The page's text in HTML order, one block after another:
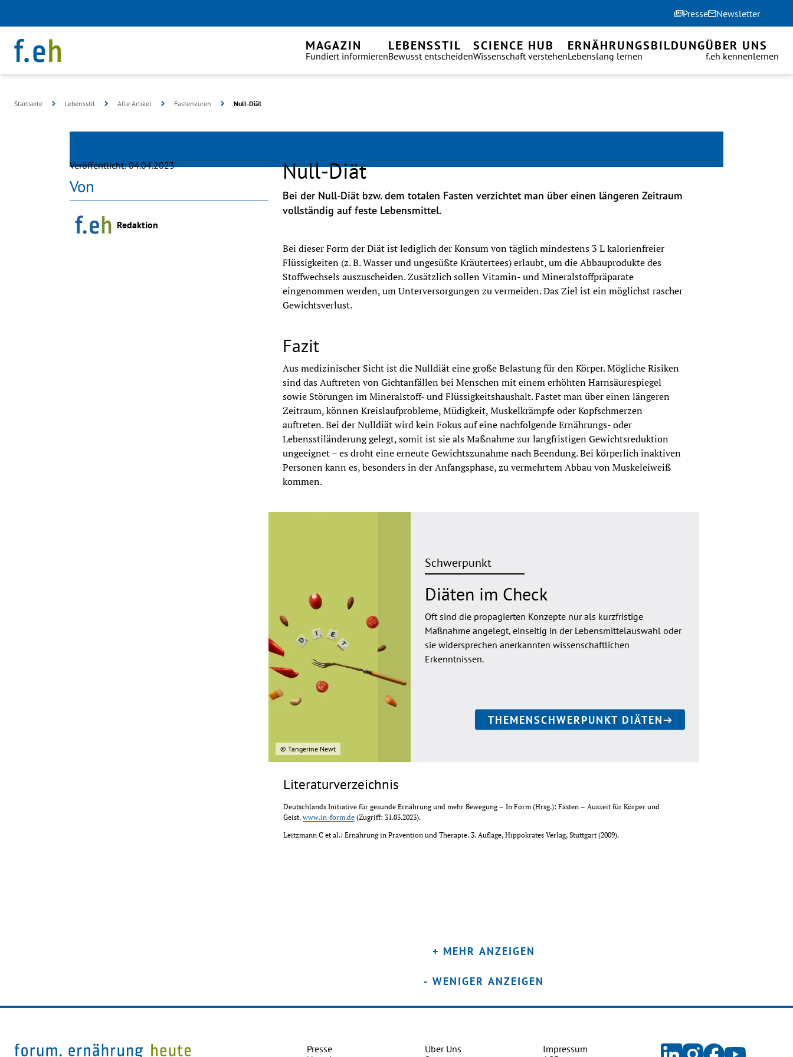
Presse Newsletter
MAGAZIN
Fundiert informieren
LEBENSSTIL
Bewusst entscheiden
SCIENCE HUB
Wissenschaft verstehen
ERNÄHRUNGSBILDUNG
Lebenslang lernen
ÜBER UNS
f.eh kennenlernen
Startseite Lebensstil Alle Artikel Fastenkuren Null-Diät
©
Veröffentlicht: 04.04.2023
Von
Redaktion
Null-Diät
Bei der Null-Diät bzw. dem totalen Fasten verzichtet man über einen längeren Zeitraum
vollständig auf feste Lebensmittel.
Bei dieser Form der Diät ist lediglich der Konsum von täglich mindestens 3 L kalorienfreier
Flüssigkeiten (z. B. Wasser und ungesüßte Kräutertees) erlaubt, um die Abbauprodukte des
Stoffwechsels auszuscheiden. Zusätzlich sollen Vitamin- und Mineralstoffpräparate
eingenommen werden, um Unterversorgungen zu vermeiden. Das Ziel ist ein möglichst rascher
Gewichtsverlust.
Fazit
Aus medizinischer Sicht ist die Nulldiät eine große Belastung für den Körper. Mögliche Risiken
sind das Auftreten von Gichtanfällen bei Menschen mit einem erhöhten Harnsäurespiegel
sowie Störungen im Mineralstoff- und Flüssigkeitshaushalt. Fastet man über einen längeren
Zeitraum, können Kreislaufprobleme, Müdigkeit, Muskelkrämpfe oder Kopfschmerzen
auftreten. Bei der Nulldiät wird kein Fokus auf eine nachfolgende Ernährungs- oder
Lebensstiländerung gelegt, somit ist sie als Maßnahme zur langfristigen Gewichtsreduktion
ungeeignet – es droht eine erneute Gewichtszunahme nach Beendung. Bei körperlich inaktiven
Personen kann es, besonders in der Anfangsphase, zu vermehrtem Abbau von Muskeleiweiß
kommen.
Schwerpunkt
Diäten im Check
Oft sind die propagierten Konzepte nur als kurzfristige
Maßnahme angelegt, einseitig in der Lebensmittelauswahl oder
sie widersprechen anerkannten wissenschaftlichen
Erkenntnissen.
THEMENSCHWERPUNKT DIÄTEN
© Tangerine Newt
Literaturverzeichnis
Deutschlands Initiative für gesunde Ernährung und mehr Bewegung – In Form (Hrsg.): Fasten – Auszeit für Körper und
Geist. www.in-form.de (Zugriff: 31.03.2023).
Leitzmann C et al.: Ernährung in Prävention und Therapie. 3. Auflage, Hippokrates Verlag, Stuttgart (2009).
+ MEHR ANZEIGEN
- WENIGER ANZEIGEN
Presse
Über Uns
Impressum